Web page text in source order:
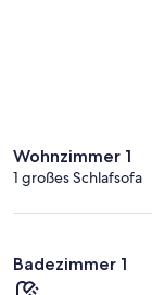
Wohnzimmer 1
1 großes Schlafsofa
Badezimmer 1